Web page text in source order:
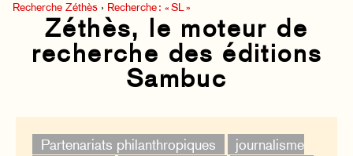
Recherche Zéthès › Recherche : « SL »
Zéthès, le moteur de
recherche des éditions
Sambuc
Partenariats philanthropiques
journalisme